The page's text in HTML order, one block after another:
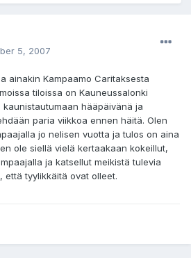
5, 2007
ainakin Kampaamo Caritaksesta
tiloissa on Kauneussalonki
kaunistautumaan hääpäivänä ja
paria viikkoa ennen häitä. Olen
jo nelisen vuotta ja tulos on aina
ole siellä vielä kertaakaan kokeillut,
ja katsellut meikistä tulevia
että tyylikkäitä ovat olleet.